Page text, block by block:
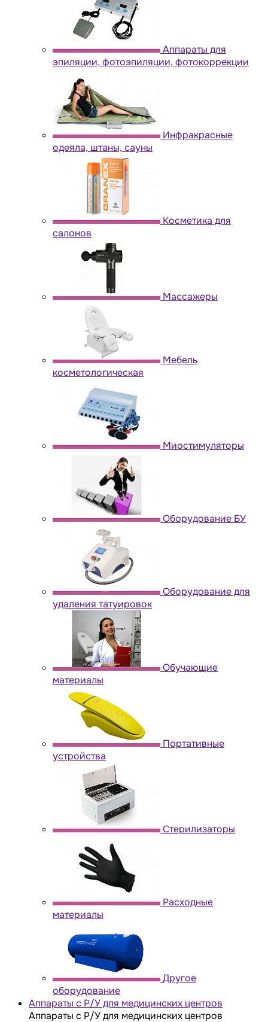
Аппараты для
эпиляции, фотоэпиляции, фотокоррекции
Инфракрасные
одеяла, штаны, сауны
Косметика для
салонов
Массажеры
Мебель
косметологическая
Миостимуляторы
Оборудование БУ
Оборудование для
удаления татуировок
Обучающие
материалы
Портативные
устройства
Стерилизаторы
Расходные
материалы
Другое
оборудование
Аппараты с Р/У для медицинских центров
Аппараты с Р/У для медицинских центров